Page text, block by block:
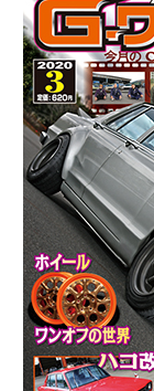
刊
案
内】
G
ワ
ー
ク
ス
2020
年
3
月
号
1/21
発
売